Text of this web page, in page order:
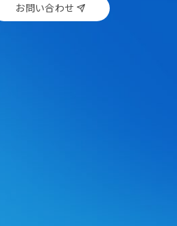
お問い合わせ